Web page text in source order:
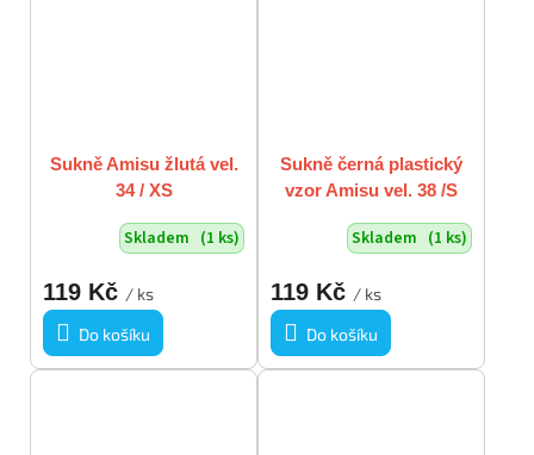
Sukně Amisu žlutá vel.
34 / XS
Skladem (1 ks)
119 Kč / ks
Do košíku
Sukně černá plastický
vzor Amisu vel. 38 /S
Skladem (1 ks)
119 Kč / ks
Do košíku